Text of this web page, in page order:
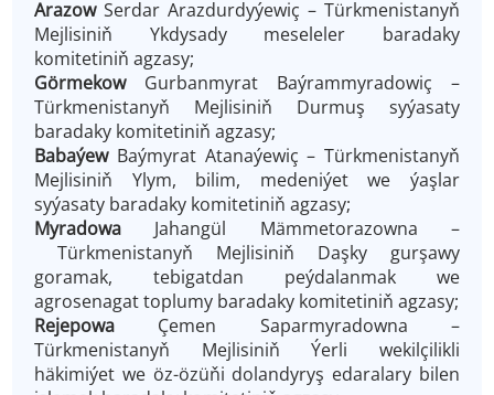
ArazowSerdar Arazdurdyýewiç – Türkmenistanyň
Mejlisiniň Ykdysady meseleler baradaky
komitetiniň agzasy;
Görmekow Gurbanmyrat Baýrammyradowiç –
Türkmenistanyň Mejlisiniň Durmuş syýasaty
baradaky komitetiniň agzasy;
Babaýew Baýmyrat Atanaýewiç – Türkmenistanyň
Mejlisiniň Ylym, bilim, medeniýet we ýaşlar
syýasaty baradaky komitetiniň agzasy;
Myradowa Jahangül Mämmetorazowna –
Türkmenistanyň Mejlisiniň Daşky gurşawy
goramak, tebigatdan peýdalanmak we
agrosenagat toplumy baradaky komitetiniň agzasy;
Rejepowa Çemen Saparmyradowna –
Türkmenistanyň Mejlisiniň Ýerli wekilçilikli
häkimiýet we öz-özüňi dolandyryş edaralary bilen